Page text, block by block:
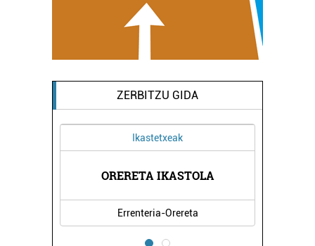
ZERBITZU GIDA
Ikastetxeak
ORERETA IKASTOLA
Errenteria-Orereta